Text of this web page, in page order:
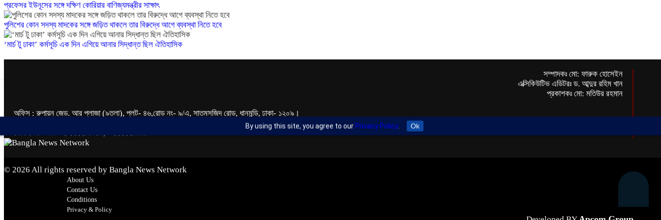
প্রফেসর ইউনূসের সঙ্গে দক্ষিণ কোরিয়ার বাণিজ্যমন্ত্রীর সাক্ষাৎ
পুলিশের কোন সদস্য মাদকের সঙ্গে জড়িত থাকলে তার বিরুদ্ধে আগে ব্যবস্থা নিতে হবে
‘মার্চ টু ঢাকা’ কর্মসূচি এক দিন এগিয়ে আনার সিদ্ধান্ত ছিল ঐতিহাসিক
সম্পাদকঃ মো: ফারুক হোসেইন
এক্সিকিউটিভ এডিটরঃ ড. আব্দুর রহিম খান
প্রকাশকঃ মো: মতিউর রহমান
অফিস : রুপায়ন জেড. আর প্লাজা (৯তলা), প্লট- ৪৬,রোড নং- ৯/এ, সাতমসজিদ রোড, ধানমন্ডি, ঢাকা- ১২০৯।
© 2026 All rights reserved by Bangla News Network
About Us
Contact Us
Conditions
Privacy & Policy
By using this site, you agree to our Privacy Policy. Ok